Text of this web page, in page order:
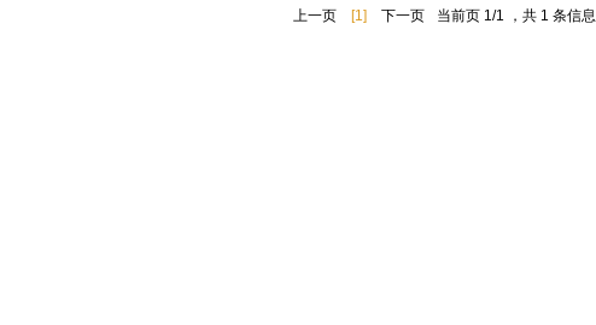
上一页 [1] 下一页 当前页 1/1 ，共 1 条信息